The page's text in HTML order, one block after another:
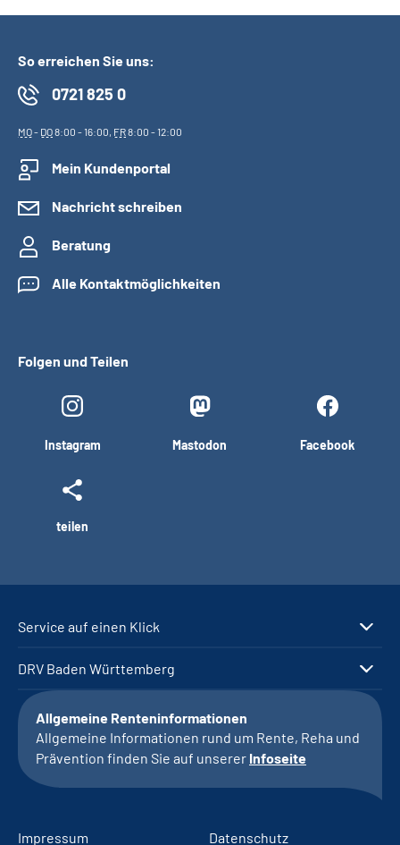
So erreichen Sie uns:
0721 825 0
MO- DO8:00 - 16:00, FR8:00 - 12:00
Mein Kundenportal
Nachricht schreiben
Beratung
Alle Kontaktmöglichkeiten
Folgen und Teilen
Instagram Mastodon Facebook
teilen
Service auf einen Klick
DRV Baden Württemberg
Allgemeine Renteninformationen
Allgemeine Informationen rund um Rente, Reha und
Prävention finden Sie auf unserer Infoseite
Impressum Datenschutz